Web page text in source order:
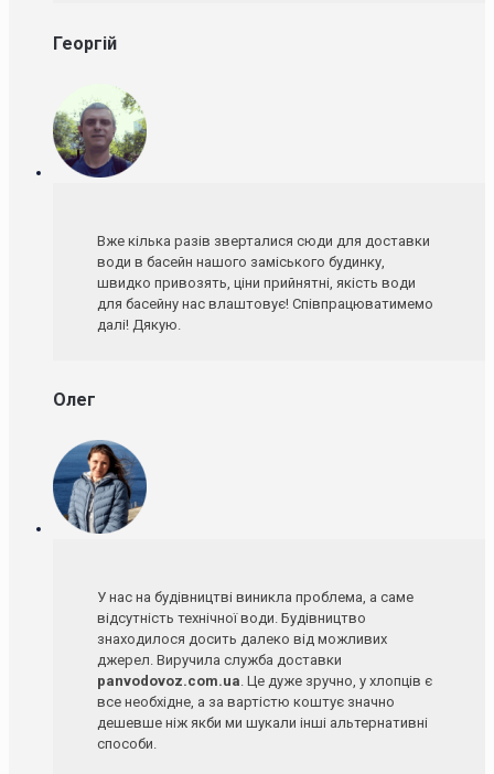
Георгій
Вже кілька разів зверталися сюди для доставки
води в басейн нашого заміського будинку,
швидко привозять, ціни прийнятні, якість води
для басейну нас влаштовує! Співпрацюватимемо
далі! Дякую.
Олег
У нас на будівництві виникла проблема, а саме
відсутність технічної води. Будівництво
знаходилося досить далеко від можливих
джерел. Виручила служба доставки
panvodovoz.com.ua. Це дуже зручно, у хлопців є
все необхідне, а за вартістю коштує значно
дешевше ніж якби ми шукали інші альтернативні
способи.